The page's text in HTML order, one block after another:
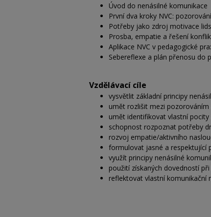
Úvod do nenásilné komunikace
První dva kroky NVC:
Potřeby jako zdroj motivace
Prosba, empatie a řešení
Aplikace NVC v pedagogické
Sebereflexe a plán přenosu do
Vzdělávací cíle
vysvětlit základní principy
umět rozlišit mezi
umět identifikovat vlastní
schopnost rozpoznat potřeby
rozvoj empatie/aktivního
formulovat jasné a respektující
využít principy nenásilné
použití získaných dovedností
reflektovat vlastní komunikační